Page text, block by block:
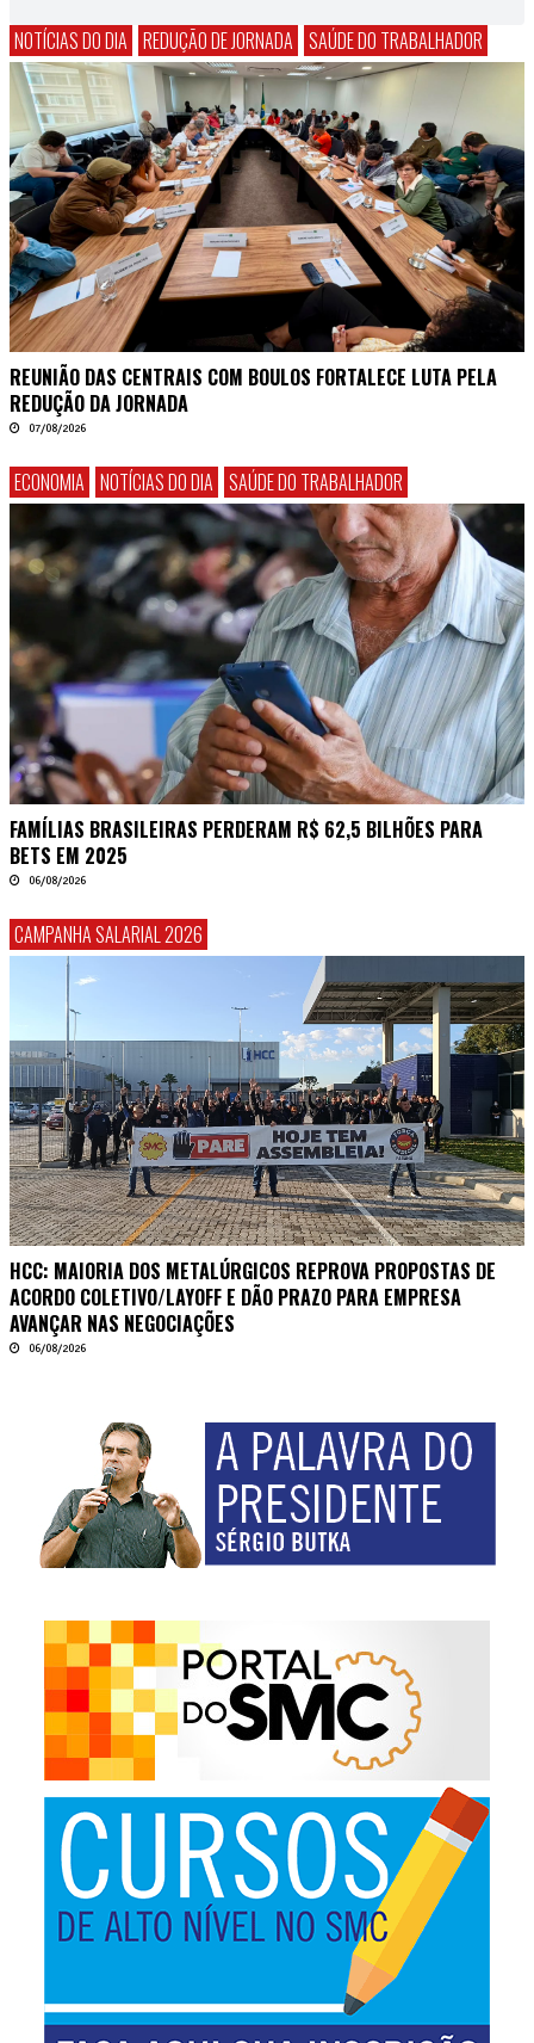
NOTÍCIAS DO DIA REDUÇÃO DE JORNADA SAÚDE DO TRABALHADOR
REUNIÃO DAS CENTRAIS COM BOULOS FORTALECE LUTA PELA
REDUÇÃO DA JORNADA
07/08/2026
ECONOMIA NOTÍCIAS DO DIA SAÚDE DO TRABALHADOR
FAMÍLIAS BRASILEIRAS PERDERAM R$ 62,5 BILHÕES PARA
BETS EM 2025
06/08/2026
CAMPANHA SALARIAL 2026
HCC: MAIORIA DOS METALÚRGICOS REPROVA PROPOSTAS DE
ACORDO COLETIVO/LAYOFF E DÃO PRAZO PARA EMPRESA
AVANÇAR NAS NEGOCIAÇÕES
06/08/2026